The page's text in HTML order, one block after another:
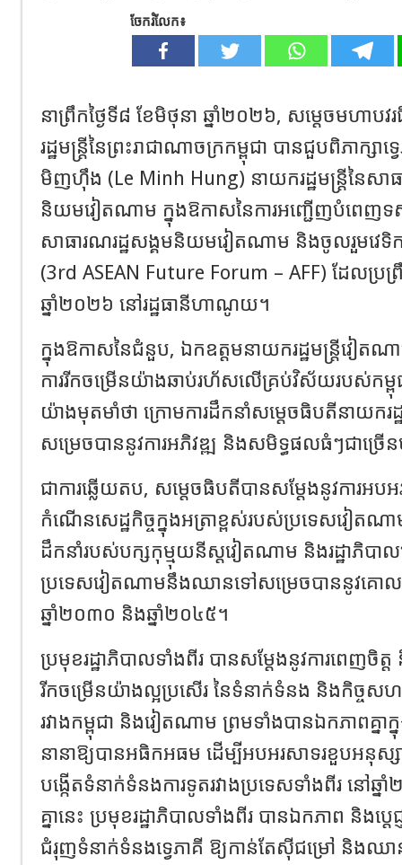
ចែករំលែក៖
នាព្រឹកថ្ងៃទី៨ ខែមិថុនា ឆ្នាំ២០២៦, សម្តេចមហ
រដ្ឋមន្ត្រីនៃព្រះរាជាណាចក្រកម្ពុជា បានជួបពិភាក្ស
មិញហ៊ឹង (Le Minh Hung) នាយករដ្ឋមន្ត្រីនៃសាធ
និយមវៀតណាម ក្នុងឱកាសនៃការអញ្ជើញបំពេញទស្ស
សាធារណរដ្ឋសង្គមនិយមវៀតណាម និងចូលរួមវេ
(3rd ASEAN Future Forum – AFF) ដែលប្រព្
ឆ្នាំ២០២៦ នៅរដ្ឋធានីហាណូយ។
ក្នុងឱកាសនៃជំនួប, ឯកឧត្តមនាយករដ្ឋមន្ត្រីវៀតណ
ការរីកចម្រើនយ៉ាងឆាប់រហ័សលើគ្រប់វិស័យរបស់កម្ពុ
យ៉ាងមុតមាំថា ក្រោមការដឹកនាំសម្តេចធិបតីនាយករដ្
សម្រេចបាននូវការអភិវឌ្ឍ និងសមិទ្ធផលធំៗជាច្រើន
ជាការឆ្លើយតប, សម្តេចធិបតីបានសម្តែងនូវការអ
កំណើនសេដ្ឋកិច្ចក្នុងអត្រាខ្ពស់របស់ប្រទេសវៀតណ
ដឹកនាំរបស់បក្សកុម្មុយនីស្តវៀតណាម និងរដ្ឋាភិប
ប្រទេសវៀតណាមនឹងឈានទៅសម្រេចបាននូវគោ
ឆ្នាំ២០៣០ និងឆ្នាំ២០៤៥។
ប្រមុខរដ្ឋាភិបាលទាំងពីរ បានសម្តែងនូវការពេញចិត្
រីកចម្រើនយ៉ាងល្អប្រសេីរ នៃទំនាក់ទំនង និងកិច្ចស
រវាងកម្ពុជា និងវៀតណាម ព្រមទាំងបានឯកភាពគ្នាក្
នានាឱ្យបានអធិកអធម ដើម្បីអបអរសាទរខួបអនុស្ស
បង្កើតទំនាក់ទំនងការទូតរវាងប្រទេសទាំងពីរ នៅ
គ្នានេះ ប្រមុខរដ្ឋាភិបាលទាំងពីរ បានឯកភាព និងប្តេ
ជំរុញទំនាក់ទំនងទ្វេភាគី ឱ្យកាន់តែស៊ីជម្រៅ និងឈ